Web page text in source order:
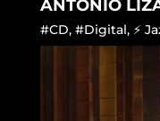
ANTONIO
#CD, #Digital, ⚡